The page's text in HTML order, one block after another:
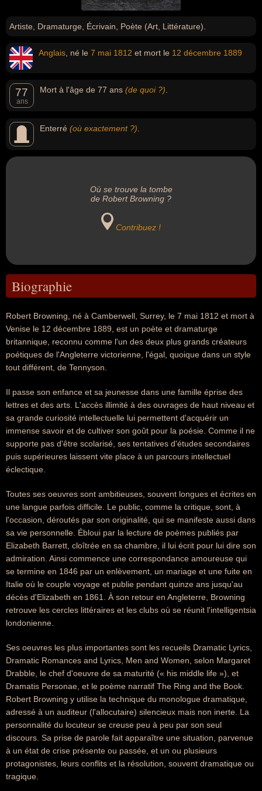
Artiste, Dramaturge, Écrivain, Poète (Art, Littérature).
Anglais , né le 7 mai 1812 et mort le 12 décembre 1889
77
ans
Mort à l'âge de 77 ans (de quoi ?)
Enterré (où exactement ?)
Où se trouve la tombe
de Robert Browning ?
Contribuez !
Biographie
Robert Browning, né à Camberwell, Surrey, le 7 mai 1812 et mort à
Venise le 12 décembre 1889, est un poète et dramaturge
britannique, reconnu comme l'un des deux plus grands créateurs
poétiques de l'Angleterre victorienne, l'égal, quoique dans un style
tout différent, de Tennyson.
Il passe son enfance et sa jeunesse dans une famille éprise des
lettres et des arts. L'accès illimité à des ouvrages de haut niveau et
sa grande curiosité intellectuelle lui permettent d'acquérir un
immense savoir et de cultiver son goût pour la poésie. Comme il ne
supporte pas d'être scolarisé, ses tentatives d'études secondaires
puis supérieures laissent vite place à un parcours intellectuel
éclectique.
Toutes ses oeuvres sont ambitieuses, souvent longues et écrites en
une langue parfois difficile. Le public, comme la critique, sont, à
l'occasion, déroutés par son originalité, qui se manifeste aussi dans
sa vie personnelle. Ébloui par la lecture de poèmes publiés par
Elizabeth Barrett, cloîtrée en sa chambre, il lui écrit pour lui dire son
admiration. Ainsi commence une correspondance amoureuse qui
se termine en 1846 par un enlèvement, un mariage et une fuite en
Italie où le couple voyage et publie pendant quinze ans jusqu'au
décès d'Elizabeth en 1861. À son retour en Angleterre, Browning
retrouve les cercles littéraires et les clubs où se réunit l'intelligentsia
londonienne.
Ses oeuvres les plus importantes sont les recueils Dramatic Lyrics,
Dramatic Romances and Lyrics, Men and Women, selon Margaret
Drabble, le chef d'oeuvre de sa maturité (« his middle life »), et
Dramatis Personae, et le poème narratif The Ring and the Book.
Robert Browning y utilise la technique du monologue dramatique,
adressé à un auditeur (l'allocutaire) silencieux mais non inerte. La
personnalité du locuteur se creuse peu à peu par son seul
discours. Sa prise de parole fait apparaître une situation, parvenue
à un état de crise présente ou passée, et un ou plusieurs
protagonistes, leurs conflits et la résolution, souvent dramatique ou
tragique.